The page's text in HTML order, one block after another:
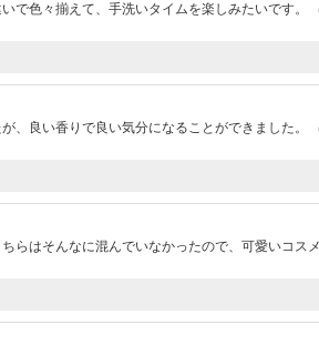
で色々揃えて、手洗いタイムを楽しみたいです。
、良い香りで良い気分になることができました。
らはそんなに混んでいなかったので、可愛いコス